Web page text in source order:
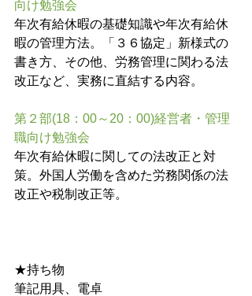
向け勉強会
年次有給休暇の基礎知識や年次有給休
暇の管理方法。「３６協定」新様式の
書き方、その他、労務管理に関わる法
改正など、実務に直結する内容。
第２部(18：00～20：00)経営者・管理
職向け勉強会
年次有給休暇に関しての法改正と対
策。外国人労働を含めた労務関係の法
改正や税制改正等。
★持ち物
筆記用具、電卓